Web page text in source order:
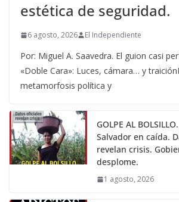
estética de seguridad.
6 agosto, 2026 El Independiente
Por: Miguel A. Saavedra. El guion casi
«Doble Cara»: Luces, cámara… y
metamorfosis política y
GOLPE AL
Salvador en caída.
revelan crisis.
desplome.
1 agosto, 2026